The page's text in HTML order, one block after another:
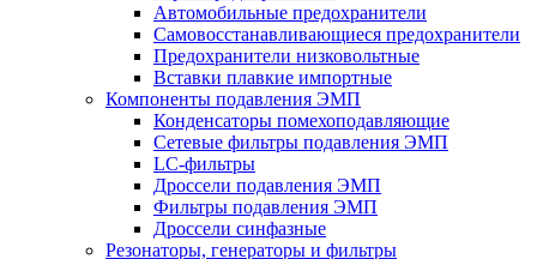
Автомобильные предохранители
Самовосстанавливающиеся предохранители
Предохранители низковольтные
Вставки плавкие импортные
Компоненты подавления ЭМП
Конденсаторы помехоподавляющие
Сетевые фильтры подавления ЭМП
LC-фильтры
Дроссели подавления ЭМП
Фильтры подавления ЭМП
Дроссели синфазные
Резонаторы, генераторы и фильтры